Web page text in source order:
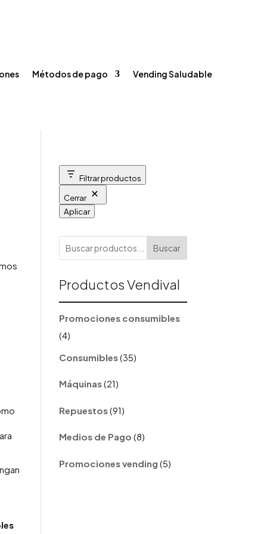
Métodos de pago Vending Saludable
Filtrar productos
Cerrar
Aplicar
Buscar
Productos Vendival
Promociones consumibles
44
Consumibles 3535
productos
Máquinas 2121
productos
Repuestos 9191
productos
Medios de Pago 88
productos
Promociones vending 55
productos